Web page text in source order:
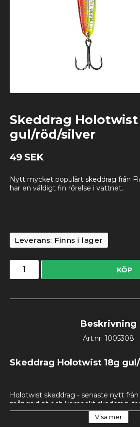
Skeddrag Holotwist
gul/röd/silver
49 SEK
Nytt mycket populärt skeddrag från
har en väldigt fin rörelse i vattnet.
Leverans: Finns i lager
KÖP
Beskrivning
Art.nr: 1005308
Skeddrag Holotwist 18g
Holotwist skeddrag - senaste nytt
mångsidigt och kompakt skeddrag,
som bete vid fiske efter ädelfiske
regnbåge, men fungerar även
Visa mer